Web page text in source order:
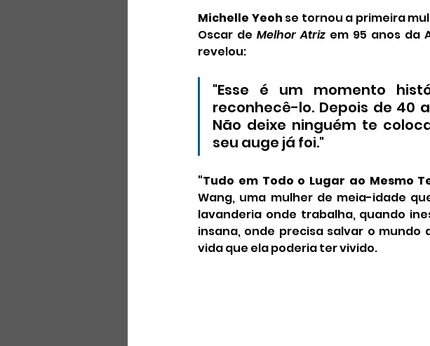
Michelle Yeoh se tornou a primeira
Oscar de Melhor Atriz em 95 anos da
revelou:
"Esse é um momento
reconhecê-lo. Depois de 40
Não deixe ninguém te
seu auge já foi."
"Tudo em Todo o Lugar ao Mesmo
Wang, uma mulher de meia-idade
lavanderia onde trabalha, quando
insana, onde precisa salvar o
vida que ela poderia ter vivido.